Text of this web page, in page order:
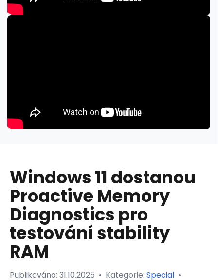
Windows 11 dostanou
Proactive Memory
Diagnostics pro
testování stability
RAM
Publikováno: 31.10.2025 • Kategorie: Special •